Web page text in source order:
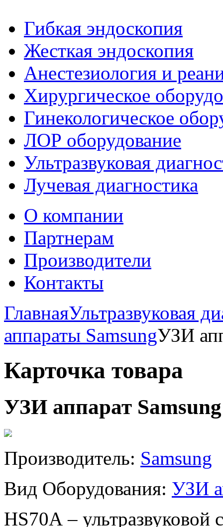
Гибкая эндоскопия
Жесткая эндоскопия
Анестезиология и
Хирургическое
Гинекологическое
ЛОР оборудование
Ультразвуковая
Лучевая диагностика
О компании
Партнерам
Производители
Контакты
ГлавнаяУльтразвуковая
аппараты SamsungУЗИ
Карточка товара
УЗИ аппарат
Производитель: Samsung
Вид Оборудования: УЗИ
HS70A – ультразвуковой